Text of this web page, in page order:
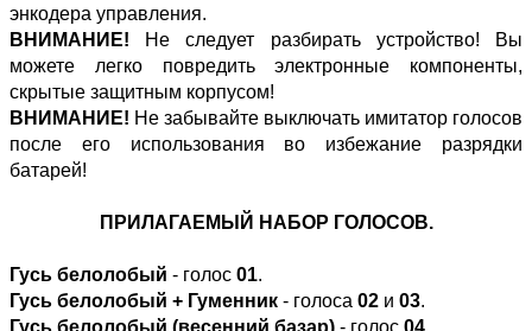
энкодера управления.
ВНИМАНИЕ! Не следует разбирать устройство! Вы
можете легко повредить электронные компоненты,
скрытые защитным корпусом!
ВНИМАНИЕ! Не забывайте выключать имитатор голосов
после его использования во избежание разрядки
батарей!
ПРИЛАГАЕМЫЙ НАБОР ГОЛОСОВ.
Гусь белолобый - голос 01.
Гусь белолобый + Гуменник - голоса 02 и 03.